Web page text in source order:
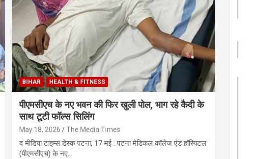
BIHAR HEALTH & FITNESS
पीएमसीएच के नए भवन की फिर खुली पोल, भाग रहे कैदी के
साथ टूटी फॉल्स सिलिंग
May 18, 2026 The Media Times
द मीडिया टाइम्स डेस्क पटना, 17 मई : पटना मेडिकल कॉलेज एंड हॉस्पिटल
(पीएमसीएच) के नए…